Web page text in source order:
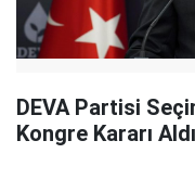
DEVA Partisi
Kongre Kararı